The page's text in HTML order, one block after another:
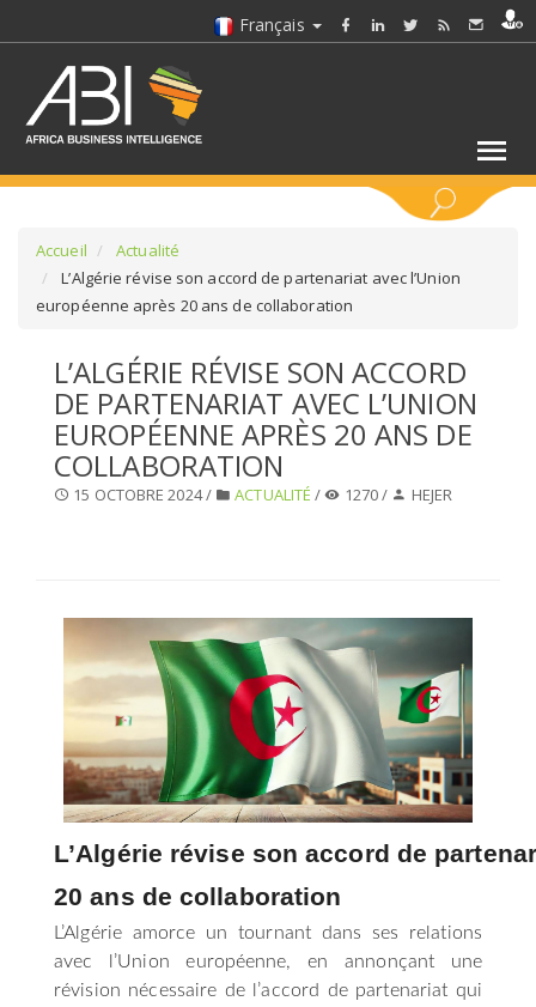
Français
SÉLECTIONNEZ UN DOSSIER
SELECTIONNEZ UNE SECTION
Accueil
Actualité
L’Algérie révise son accord de partenariat avec l’Union
européenne après 20 ans de collaboration
L’ALGÉRIE RÉVISE SON ACCORD
DE PARTENARIAT AVEC L’UNION
EUROPÉENNE APRÈS 20 ANS DE
COLLABORATION
15 OCTOBRE 2024 / ACTUALITÉ / 1270 / HEJER
L’Algérie révise son accord de
20 ans de collaboration
L’Algérie amorce un tournant dans ses relations
avec l’Union européenne, en annonçant une
révision nécessaire de l’accord de partenariat qui